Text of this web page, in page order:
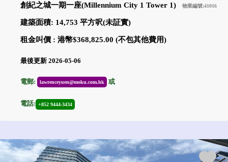
創紀之城一期一座(Millennium City 1 Tower 1) 物業編號:41016
建築面積: 14,753 平方呎(未証實)
租金叫價 : 港幣$368,825.00 (不包其他費用)
最後更新 2026-05-06
電郵: lawrenceyuen@moku.com.hk 或
電話: +852 9444-3434